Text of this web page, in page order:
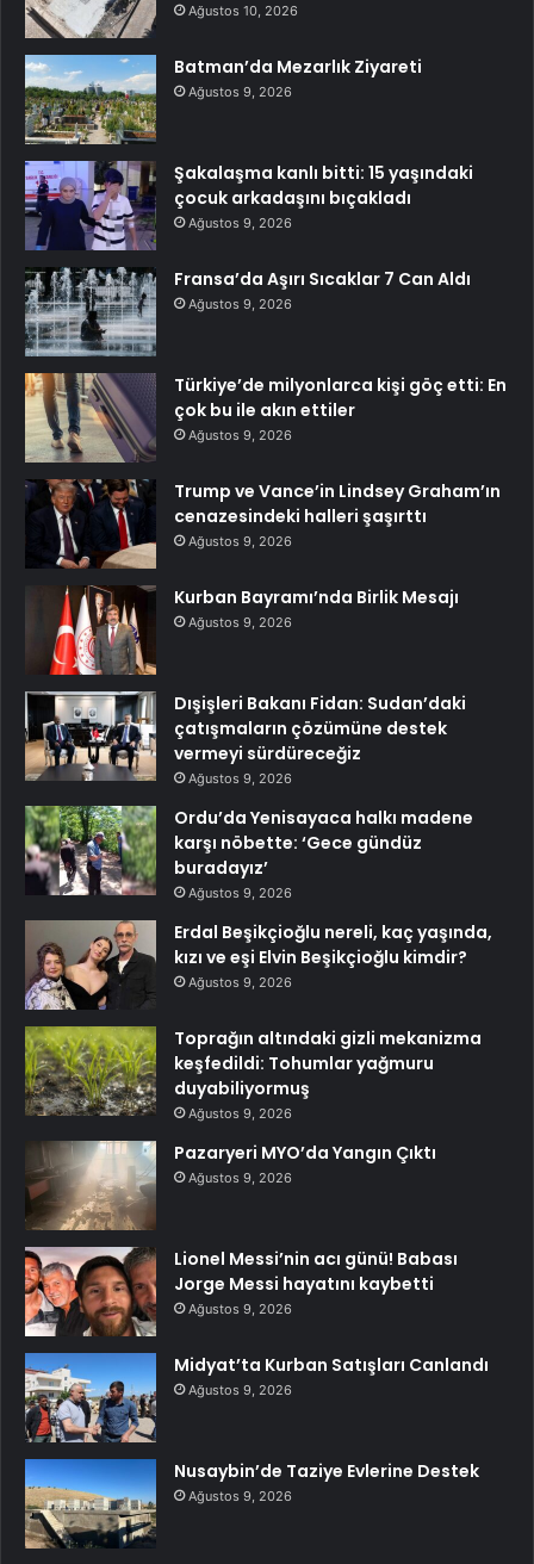
Ağustos 10, 2026
Batman’da Mezarlık Ziyareti
Ağustos 9, 2026
Şakalaşma kanlı bitti: 15 yaşındaki
çocuk arkadaşını bıçakladı
Ağustos 9, 2026
Fransa’da Aşırı Sıcaklar 7 Can Aldı
Ağustos 9, 2026
Türkiye’de milyonlarca kişi göç etti: En
çok bu ile akın ettiler
Ağustos 9, 2026
Trump ve Vance’in Lindsey Graham’ın
cenazesindeki halleri şaşırttı
Ağustos 9, 2026
Kurban Bayramı’nda Birlik Mesajı
Ağustos 9, 2026
Dışişleri Bakanı Fidan: Sudan’daki
çatışmaların çözümüne destek
vermeyi sürdüreceğiz
Ağustos 9, 2026
Ordu’da Yenisayaca halkı madene
karşı nöbette: ‘Gece gündüz
buradayız’
Ağustos 9, 2026
Erdal Beşikçioğlu nereli, kaç yaşında,
kızı ve eşi Elvin Beşikçioğlu kimdir?
Ağustos 9, 2026
Toprağın altındaki gizli mekanizma
keşfedildi: Tohumlar yağmuru
duyabiliyormuş
Ağustos 9, 2026
Pazaryeri MYO’da Yangın Çıktı
Ağustos 9, 2026
Lionel Messi’nin acı günü! Babası
Jorge Messi hayatını kaybetti
Ağustos 9, 2026
Midyat’ta Kurban Satışları Canlandı
Ağustos 9, 2026
Nusaybin’de Taziye Evlerine Destek
Ağustos 9, 2026